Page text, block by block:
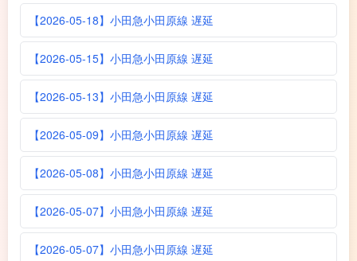
【2026-05-18】小田急小田原線 遅延
【2026-05-15】小田急小田原線 遅延
【2026-05-13】小田急小田原線 遅延
【2026-05-09】小田急小田原線 遅延
【2026-05-08】小田急小田原線 遅延
【2026-05-07】小田急小田原線 遅延
【2026-05-07】小田急小田原線 遅延